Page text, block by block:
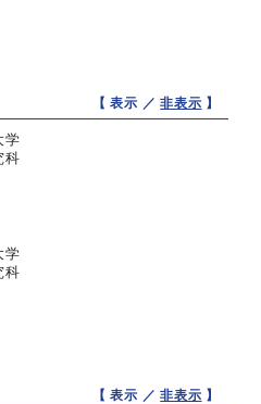
【 表示 ／非表示 】
学
科
学
科
【 表示 ／非表示 】